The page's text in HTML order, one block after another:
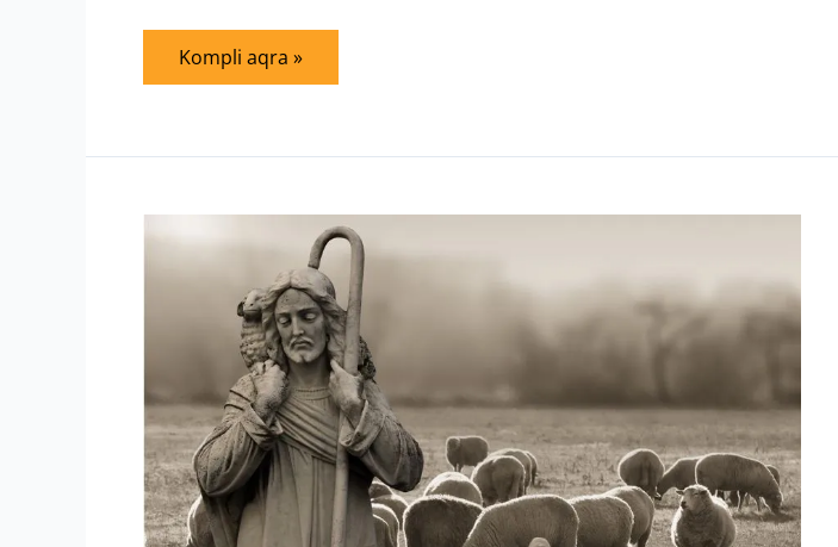
Kompli aqra »